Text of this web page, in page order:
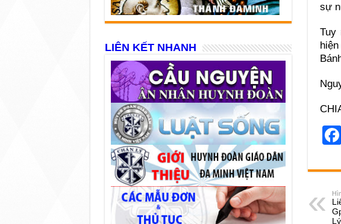
sự
Tuy
Lý
LIÊN KẾT NHANH